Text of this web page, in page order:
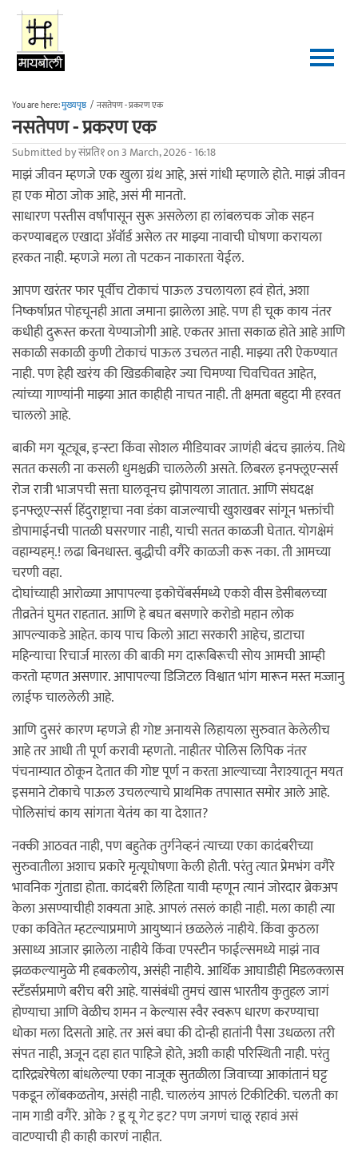
Skip to main content
You are here:मुख्यपृष्ठ / नसतेपण - प्रकरण एक
नसतेपण - प्रकरण एक
Submitted byसंप्रति१on 3 March, 2026 - 16:18
माझं जीवन म्हणजे एक खुला ग्रंथ आहे, असं गांधी म्हणाले होते. माझं जीवन
हा एक मोठा जोक आहे, असं मी मानतो.
साधारण पस्तीस वर्षांपासून सुरू असलेला हा लांबलचक जोक सहन
करण्याबद्दल एखादा ॲवॉर्ड असेल तर माझ्या नावाची घोषणा करायला
हरकत नाही. म्हणजे मला तो पटकन नाकारता येईल.
आपण खरंतर फार पूर्वीच टोकाचं पाऊल उचलायला हवं होतं, अशा
निष्कर्षाप्रत पोहचूनही आता जमाना झालेला आहे. पण ही चूक काय नंतर
कधीही दुरूस्त करता येण्याजोगी आहे. एकतर आत्ता सकाळ होते आहे आणि
सकाळी सकाळी कुणी टोकाचं पाऊल उचलत नाही. माझ्या तरी ऐकण्यात
नाही. पण हेही खरंय की खिडकीबाहेर ज्या चिमण्या चिवचिवत आहेत,
त्यांच्या गाण्यांनी माझ्या आत काहीही नाचत नाही. ती क्षमता बहुदा मी हरवत
चाललो आहे.
बाकी मग यूट्यूब, इन्स्टा किंवा सोशल मीडियावर जाणंही बंदच झालंय. तिथे
सतत कसली ना कसली धुमश्चक्री चाललेली असते. लिबरल इनफ्लूएन्सर्स
रोज रात्री भाजपची सत्ता घालवूनच झोपायला जातात. आणि संघदक्ष
इनफ्लूएन्सर्स हिंदुराष्ट्राचा नवा डंका वाजल्याची खुशखबर सांगून भक्तांची
डोपामाईनची पातळी घसरणार नाही, याची सतत काळजी घेतात. योगक्षेमं
वहाम्यहम्.! लढा बिनधास्त. बुद्धीची वगैरे काळजी करू नका. ती आमच्या
चरणी वहा.
दोघांच्याही आरोळ्या आपापल्या इकोचेंबर्समध्ये एकशे वीस डेसीबलच्या
तीव्रतेनं घुमत राहतात. आणि हे बघत बसणारे करोडो महान लोक
आपल्याकडे आहेत. काय पाच किलो आटा सरकारी आहेच, डाटाचा
महिन्याचा रिचार्ज मारला की बाकी मग दारूबिरूची सोय आमची आम्ही
करतो म्हणत असणार. आपापल्या डिजिटल विश्वात भांग मारून मस्त मज्जानु
लाईफ चाललेली आहे.
आणि दुसरं कारण म्हणजे ही गोष्ट अनायसे लिहायला सुरुवात केलेलीच
आहे तर आधी ती पूर्ण करावी म्हणतो. नाहीतर पोलिस लिपिक नंतर
पंचनाम्यात ठोकून देतात की गोष्ट पूर्ण न करता आल्याच्या नैराश्यातून मयत
इसमाने टोकाचे पाऊल उचलल्याचे प्राथमिक तपासात समोर आले आहे.
पोलिसांचं काय सांगता येतंय का या देशात?
नक्की आठवत नाही, पण बहुतेक तुर्गनेव्हनं त्याच्या एका कादंबरीच्या
सुरुवातीला अशाच प्रकारे मृत्यूघोषणा केली होती. परंतु त्यात प्रेमभंग वगैरे
भावनिक गुंताडा होता. कादंबरी लिहिता यावी म्हणून त्यानं जोरदार ब्रेकअप
केला असण्याचीही शक्यता आहे. आपलं तसलं काही नाही. मला काही त्या
एका कवितेत म्हटल्याप्रमाणे आयुष्यानं छळलेलं नाहीये. किंवा कुठला
असाध्य आजार झालेला नाहीये किंवा एपस्टीन फाईल्समध्ये माझं नाव
झळकल्यामुळे मी हबकलोय, असंही नाहीये. आर्थिक आघाडीही मिडलक्लास
स्टॅंडर्सप्रमाणे बरीच बरी आहे. यासंबंधी तुमचं खास भारतीय कुतुहल जागं
होण्याचा आणि वेळीच शमन न केल्यास स्वैर स्वरूप धारण करण्याचा
धोका मला दिसतो आहे. तर असं बघा की दोन्ही हातांनी पैसा उधळला तरी
संपत नाही, अजून दहा हात पाहिजे होते, अशी काही परिस्थिती नाही. परंतु
दारिद्र्यरेषेला बांधलेल्या एका नाजूक सुतळीला जिवाच्या आकांतानं घट्ट
पकडून लोंबकळतोय, असंही नाही. चाललंय आपलं टिकीटिकी. चलती का
नाम गाडी वगैरे. ओके ? डू यू गेट इट? पण जगणं चालू रहावं असं
वाटण्याची ही काही कारणं नाहीत.